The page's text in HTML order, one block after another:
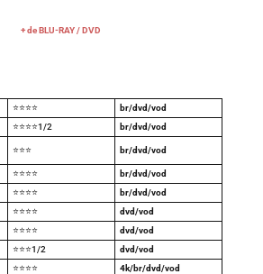
+ de BLU-RAY / DVD
⭐⭐⭐⭐
br/dvd/vod
⭐⭐⭐⭐1/2
br/dvd/vod
⭐⭐⭐ br/dvd/vod
⭐⭐⭐⭐
br/dvd/vod
⭐⭐⭐⭐
br/dvd/vod
⭐⭐⭐⭐
dvd/vod
⭐⭐⭐⭐
dvd/vod
⭐⭐⭐1/2
dvd/vod
⭐⭐⭐⭐
4k/br/dvd/vod